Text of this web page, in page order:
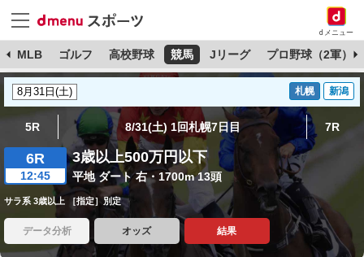
dメニュー
MLB ゴルフ 高校野球 競馬 Jリーグ プロ野球（2軍）
札幌 新潟
5R 8/31(土) 1回札幌7日目 7R
6R
12:45
3歳以上500万円以下
平地 ダート 右・1700m 13頭
サラ系 3歳以上 ［指定］別定
データ分析 オッズ 結果